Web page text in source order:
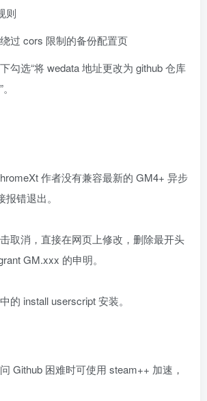
则
过 cors 限制的备份配置页
勾选“将 wedata 地址更改为 github 仓库
作者没有兼容最新的 GM4+ 异步
错退出。
取消，直接在网页上修改，删除最开头
GM.xxx 的申明。
的 install userscript 安装。
Github 困难时可使用 steam++ 加速，